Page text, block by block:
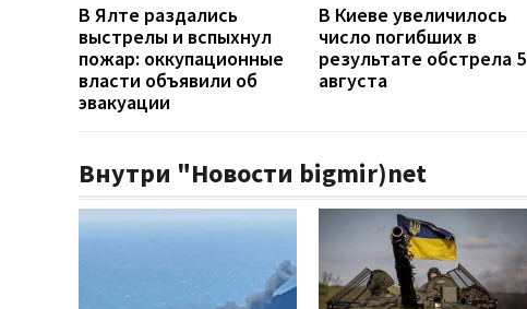
В Ялте раздались
выстрелы и вспыхнул
пожар: оккупационные
власти объявили об
эвакуации
В Киеве увеличилось
число погибших в
результате обстрела 5
августа
Внутри "Новости bigmir)net